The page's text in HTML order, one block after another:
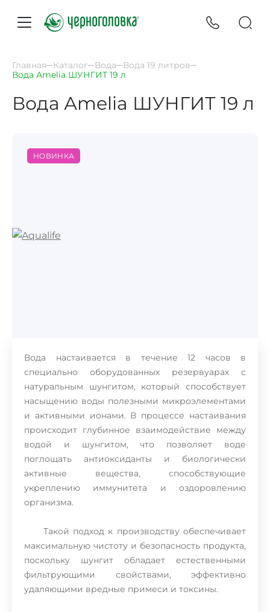
Главная Каталог Вода
Вода 19 литров
Вода Аmelia ШУНГИТ 19 л
Вода Аmelia ШУНГИТ 19 л
НОВИНКА
Вода настаивается в течение 12 часов в
специально оборудованных резервуарах с
натуральным шунгитом, который способствует
насыщению воды полезными микроэлементами
и активными ионами. В процессе настаивания
происходит глубинное взаимодействие между
водой и шунгитом, что позволяет воде
поглощать антиоксиданты и биологически
активные вещества, способствующие
укреплению иммунитета и оздоровлению
организма.
Такой подход к производству обеспечивает
максимальную чистоту и безопасность продукта,
поскольку шунгит обладает естественными
фильтрующими свойствами, эффективно
удаляющими вредные примеси и токсины.